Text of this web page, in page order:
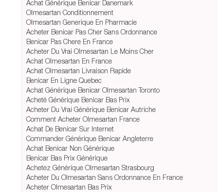
Achat Générique Benicar Danemark
Olmesartan Conditionnement
Olmesartan Generique En Pharmacie
Acheter Benicar Pas Cher Sans Ordonnance
Benicar Pas Chere En France
Acheter Du Vrai Olmesartan Le Moins Cher
Achat Olmesartan En France
Achat Olmesartan Livraison Rapide
Benicar En Ligne Quebec
Achat Générique Benicar Olmesartan Toronto
Acheté Générique Benicar Bas Prix
Acheter Du Vrai Générique Benicar Autriche
Comment Acheter Olmesartan France
Achat De Benicar Sur Internet
Commander Générique Benicar Angleterre
Achat Benicar Non Générique
Benicar Bas Prix Générique
Achetez Générique Olmesartan Strasbourg
Acheter Du Olmesartan Sans Ordonnance En France
Acheter Olmesartan Bas Prix